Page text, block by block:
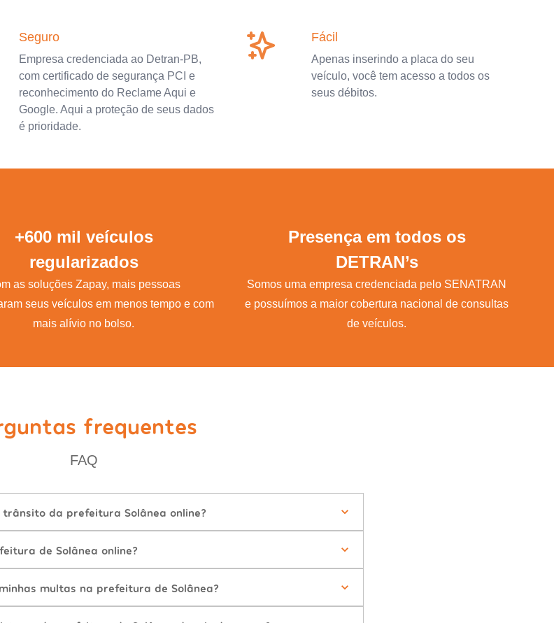
Seguro
Empresa credenciada ao Detran-PB,
com certificado de segurança PCI e
reconhecimento do Reclame Aqui e
Google. Aqui a proteção de seus dados
é prioridade.
Fácil
Apenas inserindo a placa do seu
veículo, você tem acesso a todos os
seus débitos.
+600 mil veículos
regularizados
as soluções Zapay, mais pessoas
seus veículos em menos tempo e com
mais alívio no bolso.
Presença em todos os
DETRAN’s
Somos uma empresa credenciada pelo SENATRAN
e possuímos a maior cobertura nacional de consultas
de veículos.
frequentes
FAQ
da prefeitura Solânea online?
de Solânea online?
multas na prefeitura de Solânea?